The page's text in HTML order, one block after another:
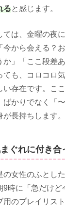
ると感じます。
ては、金曜の夜
今から会える？
か」「ここ段差
ても、コロコロ
い存在です。こ
ばかりでなく「
長持ちします。
ぐれに付き合
の女性のふとし
9時に「急だけ
のプレイリス